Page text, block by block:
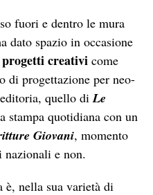
fuori e dentro le mura
dato spazio in occasione
progetti creativi come
di progettazione per neo-
quello diLe
stampa quotidiana con un
Giovani, momento
nazionali e non.
nella sua varietà di